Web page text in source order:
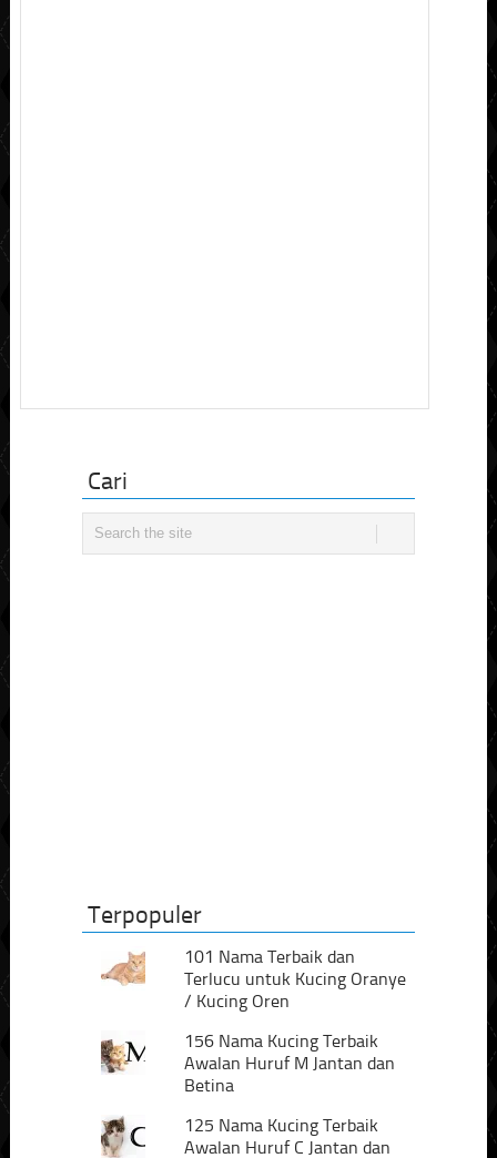
Cari
Terpopuler
101 Nama Terbaik dan
Terlucu untuk Kucing Oranye
/ Kucing Oren
156 Nama Kucing Terbaik
Awalan Huruf M Jantan dan
Betina
125 Nama Kucing Terbaik
Awalan Huruf C Jantan dan